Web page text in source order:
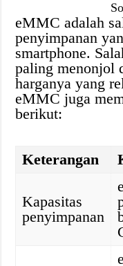
eMMC adalah
penyimpanan
smartphone.
paling menonjol
harganya yang
eMMC juga
berikut:
Keterangan
Kapasitas
penyimpanan